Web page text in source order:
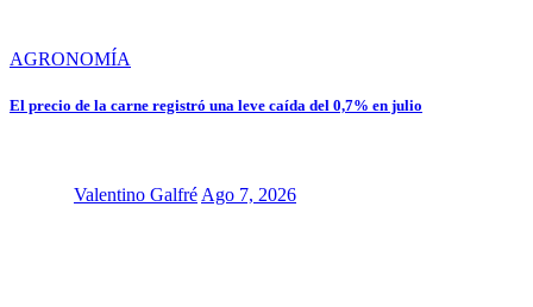
AGRONOMÍA
El precio de la carne registró una leve caída del 0,7% en julio
Valentino Galfré Ago 7, 2026